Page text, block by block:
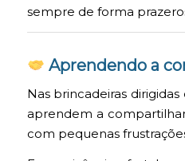
sempre de forma
Aprendendo a
Nas brincadeiras
aprendem a
com pequenas